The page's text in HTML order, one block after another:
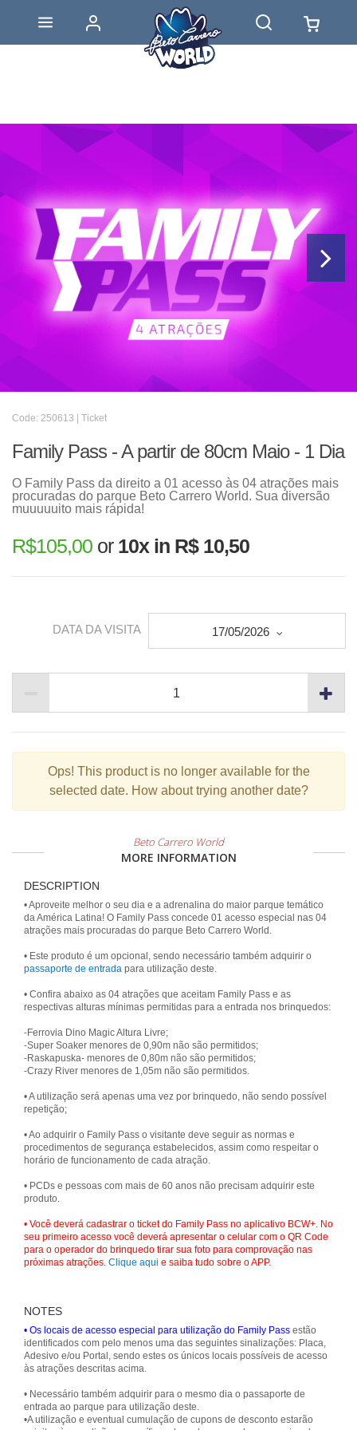
Code: 250613 | Ticket
Family Pass - A partir de 80cm Maio - 1 Dia
O Family Pass da direito a 01 acesso às 04 atrações mais
procuradas do parque Beto Carrero World. Sua diversão
muuuuuito mais rápida!
R$105,00 or 10x in R$ 10,50
DATA DA VISITA 17/05/2026
Ops! This product is no longer available for the
selected date. How about trying another date?
Beto Carrero World
MORE INFORMATION
DESCRIPTION
• Aproveite melhor o seu dia e a adrenalina do maior parque temático
da América Latina! O Family Pass concede 01 acesso especial nas 04
atrações mais procuradas do parque Beto Carrero World.
• Este produto é um opcional, sendo necessário também adquirir o
passaporte de entrada para utilização deste.
• Confira abaixo as 04 atrações que aceitam Family Pass e as
respectivas alturas mínimas permitidas para a entrada nos brinquedos:
-Ferrovia Dino Magic Altura Livre;
-Super Soaker menores de 0,90m não são permitidos;
-Raskapuska- menores de 0,80m não são permitidos;
-Crazy River menores de 1,05m não são permitidos.
• A utilização será apenas uma vez por brinquedo, não sendo possível
repetição;
• Ao adquirir o Family Pass o visitante deve seguir as normas e
procedimentos de segurança estabelecidos, assim como respeitar o
horário de funcionamento de cada atração.
• PCDs e pessoas com mais de 60 anos não precisam adquirir este
produto.
• Você deverá cadastrar o ticket do Family Pass no aplicativo BCW+. No
seu primeiro acesso você deverá apresentar o celular com o QR Code
para o operador do brinquedo tirar sua foto para comprovação nas
próximas atrações. Clique aqui e saiba tudo sobre o APP.
NOTES
• Os locais de acesso especial para utilização do Family Pass estão
identificados com pelo menos uma das seguintes sinalizações: Placa,
Adesivo e/ou Portal, sendo estes os únicos locais possíveis de acesso
às atrações descritas acima.
• Necessário também adquirir para o mesmo dia o passaporte de
entrada ao parque para utilização deste.
•A utilização e eventual cumulação de cupons de desconto estarão